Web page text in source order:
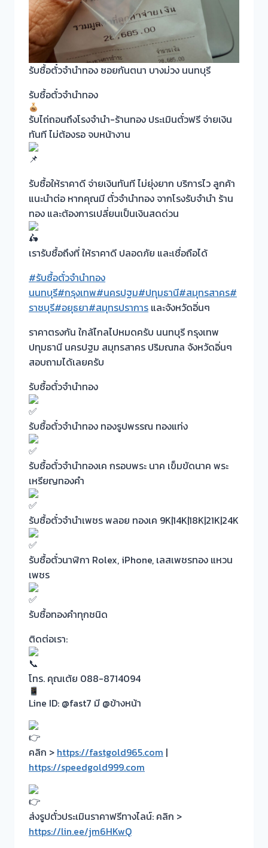
รับซื้อตั๋วจำนำทอง ซอยกันตนา บางม่วง นนทบุรี
รับซื้อตั๋วจำนำทอง
รับไถ่ถอนถึงโรงจำนำ-ร้านทอง ประเมินตั๋วฟรี จ่ายเงิน
ทันที ไม่ต้องรอ จบหน้างาน
รับซื้อให้ราคาดี จ่ายเงินทันที ไม่ยุ่งยาก บริการไว ลูกค้า
แนะนำต่อ หากคุณมี ตั๋วจำนำทอง จากโรงรับจำนำ ร้าน
ทอง และต้องการเปลี่ยนเป็นเงินสดด่วน
เรารับซื้อถึงที่ ให้ราคาดี ปลอดภัย และเชื่อถือได้
#รับซื้อตั๋วจำนำทอง
นนทบุรี#กรุงเทพ#นครปฐม#ปทุมธานี#สมุทรสาคร#
ราชบุรี#อยุธยา#สมุทรปราการ และจังหวัดอิ่นๆ
ราคาตรงกัน ใกล้ไกลไปหมดครับ นนทบุรี กรุงเทพ
ปทุมธานี นครปฐม สมุทรสาคร ปริมณฑล จังหวัดอิ่นๆ
สอบถามได้เลยครับ
รับซื้อตั๋วจำนำทอง
รับซื้อตั๋วจำนำทอง ทองรูปพรรณ ทองแท่ง
รับซื้อตั๋วจำนำทองเค กรอบพระ นาค เข็มขัดนาค พระ
เหรียญทองคำ
รับซื้อตั๋วจำนำเพชร พลอย ทองเค 9K|14K|18K|21K|24K
รับซื้อตั๋วนาฬิกา Rolex, iPhone, เลสเพชรทอง แหวน
เพชร
รับซื้อทองคำทุกชนิด
ติดต่อเรา:
โทร. คุณเต้ย 088-8714094
Line ID: @fast7 มี @ข้างหน้า
คลิก > https://fastgold965.com |
https://speedgold999.com
ส่งรูปตั๋วประเมินราคาฟรีทางไลน์: คลิก >
https://lin.ee/jm6HKwQ